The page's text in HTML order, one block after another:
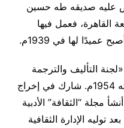
في 1926م عرض عليه صديقه طه حسين
القاهرة، فعمل فيها
لها في 1939م.
بعض زملائه سنة 1914م «لجنة التأليف والترجمة
والنشر» وبقي رئيسًا لها حتى وفاته 1954م. شارك في إخراج
كذلك أنشأ مجلة “الثقافة” الأدبية
(1939م). وفي 1946م بعد توليه الإدارة الثقافية